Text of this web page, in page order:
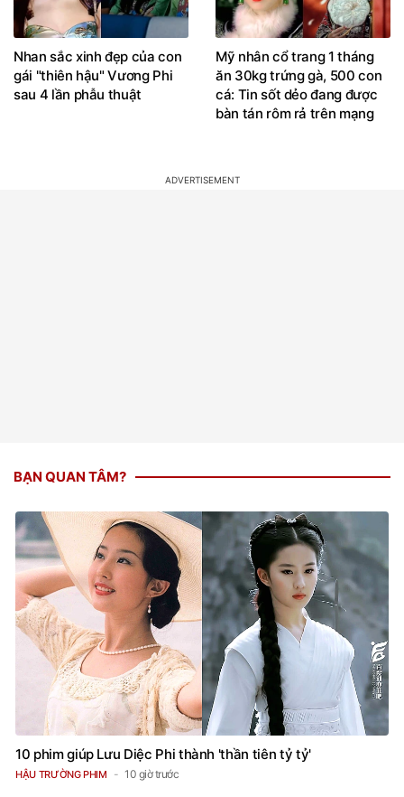
Nhan sắc xinh đẹp của con
gái "thiên hậu" Vương Phi
sau 4 lần phẫu thuật
Mỹ nhân cổ trang 1 tháng
ăn 30kg trứng gà, 500 con
cá: Tin sốt dẻo đang được
bàn tán rôm rả trên mạng
BẠN QUAN TÂM?
10 phim giúp Lưu Diệc Phi thành 'thần tiên tỷ tỷ'
HẬU TRƯỜNG PHIM 10 giờ trước